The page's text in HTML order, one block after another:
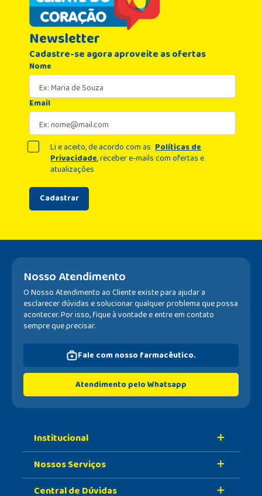
Newsletter
Cadastre-se agora aproveite as ofertas
Nome
Email
Cadastrar
Li e aceito, de acordo com as Políticas de
Privacidade, receber e-mails com ofertas e
atualizações
Nosso Atendimento
O Nosso Atendimento ao Cliente existe para ajudar a
esclarecer dúvidas e solucionar qualquer problema que possa
acontecer. Por isso, fique à vontade e entre em contato
sempre que precisar.
Fale com nosso farmacêutico.
Atendimento pelo Whatsapp
Institucional
Sobre A Nossa Drogaria
Nossa História
Nossos Serviços
Central de Dúvidas